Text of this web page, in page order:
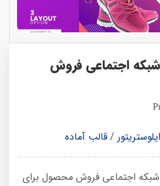
اجتماعی فروش
/ قالب آماده
شبکه اجتماعی فروش محصول برای